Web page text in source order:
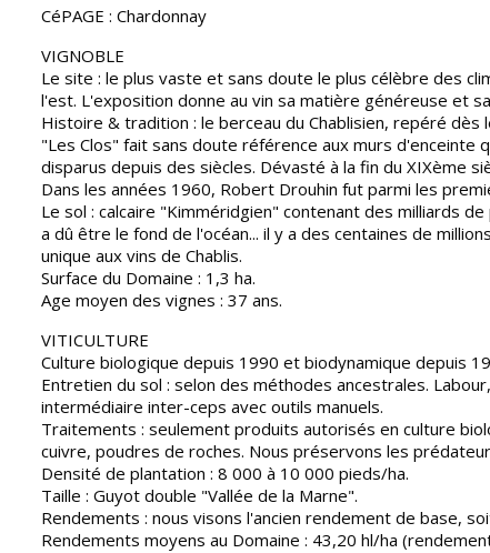
CéPAGE : Chardonnay
VIGNOBLE
Le site : le plus vaste et sans doute le plus célèbre des
l'est. L'exposition donne au vin sa matière généreuse et
Histoire & tradition : le berceau du Chablisien, repéré
"Les Clos" fait sans doute référence aux murs d'enceinte
disparus depuis des siècles. Dévasté à la fin du XIXème
Dans les années 1960, Robert Drouhin fut parmi les
Le sol : calcaire "Kimméridgien" contenant des milliards
a dû être le fond de l'océan... il y a des centaines de
unique aux vins de Chablis.
Surface du Domaine : 1,3 ha.
Age moyen des vignes : 37 ans.
VITICULTURE
Culture biologique depuis 1990 et biodynamique depuis
Entretien du sol : selon des méthodes ancestrales.
intermédiaire inter-ceps avec outils manuels.
Traitements : seulement produits autorisés en culture
cuivre, poudres de roches. Nous préservons les
Densité de plantation : 8 000 à 10 000 pieds/ha.
Taille : Guyot double "Vallée de la Marne".
Rendements : nous visons l'ancien rendement de base,
Rendements moyens au Domaine : 43,20 hl/ha